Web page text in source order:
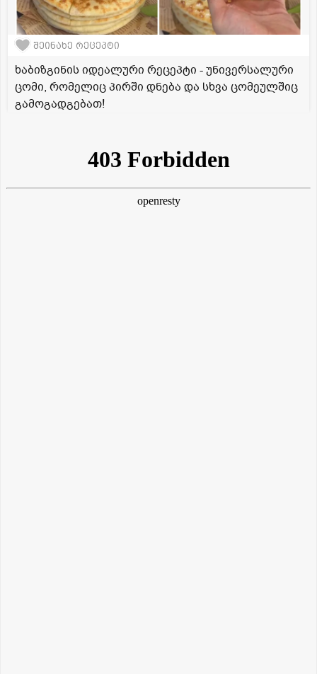
შეინახე რეცეპტი
ხაბიზგინის იდეალური რეცეპტი - უნივერსალური
ცომი, რომელიც პირში დნება და სხვა ცომეულშიც
გამოგადგებათ!